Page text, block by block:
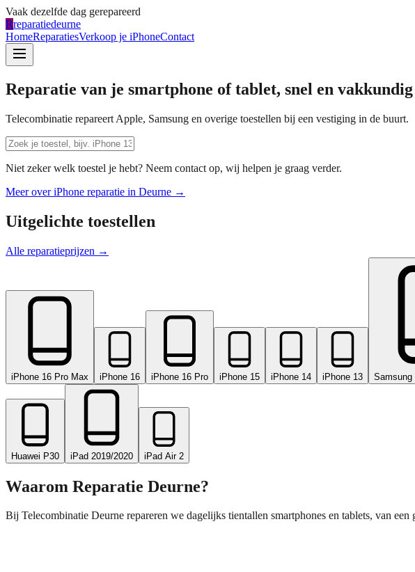
Vaak dezelfde dag gerepareerd
Rreparatiedeurne
HomeReparatiesVerkoop je iPhoneContact
Reparatie van je smartphone of tablet, snel en vakkundig
Telecombinatie repareert Apple, Samsung en overige toestellen bij een vestiging in de buurt.
Niet zeker welk toestel je hebt? Neem contact op, wij helpen je graag verder.
Meer over iPhone reparatie in Deurne →
Uitgelichte toestellen
Alle reparatieprijzen →
iPhone 16 Pro Max iPhone 16 iPhone 16 Pro iPhone 15 iPhone 14 iPhone 13 Samsung
Huawei P30 iPad 2019/2020 iPad Air 2
Waarom Reparatie Deurne?
Bij Telecombinatie Deurne repareren we dagelijks tientallen smartphones en tablets, van